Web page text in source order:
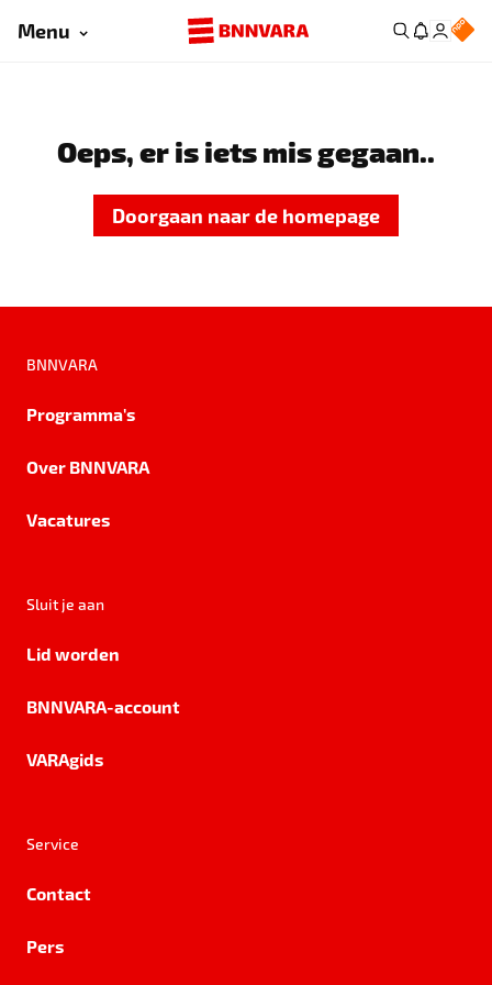
Menu
Oeps, er is iets mis gegaan..
Doorgaan naar de homepage
BNNVARA
Programma's
Over BNNVARA
Vacatures
Sluit je aan
Lid worden
BNNVARA-account
VARAgids
Service
Contact
Pers